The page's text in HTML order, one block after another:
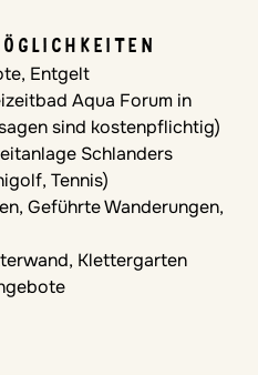
Entgelt
Aqua Forum in
sind kostenpflichtig)
Schlanders
Tennis)
Geführte Wanderungen,
Klettergarten